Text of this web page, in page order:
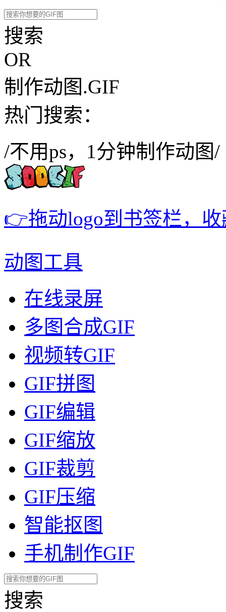
搜索
OR
制作动图.GIF
热门搜索：
/不用ps，1分钟制作动图/
👉拖动logo到书签栏，
动图工具
在线录屏
多图合成GIF
视频转GIF
GIF拼图
GIF编辑
GIF缩放
GIF裁剪
GIF压缩
智能抠图
手机制作GIF
搜索